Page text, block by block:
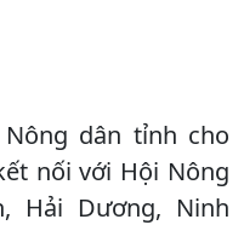
dân tỉnh cho
nối với Hội Nông
Hải Dương, Ninh